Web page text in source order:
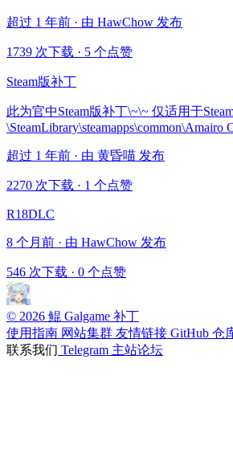
超过 1 年前 · 由 HawChow 发布
1739 次下载 · 5 个点赞
Steam版补丁
此为官中Steam版补丁\~\~ 仅适用于
\SteamLibrary\steamapps\common\Amairo
超过 1 年前 · 由 黄昏喵 发布
2270 次下载 · 1 个点赞
R18DLC
8 个月前 · 由 HawChow 发布
546 次下载 · 0 个点赞
© 2026 鲲 Galgame 补丁
使用指南 网站集群 友情链接 GitHub 仓
联系我们 Telegram 主站论坛